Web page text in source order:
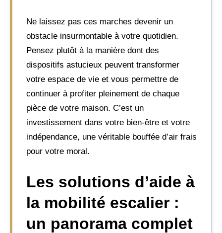
Ne laissez pas ces marches devenir un
obstacle insurmontable à votre quotidien.
Pensez plutôt à la manière dont des
dispositifs astucieux peuvent transformer
votre espace de vie et vous permettre de
continuer à profiter pleinement de chaque
pièce de votre maison. C’est un
investissement dans votre bien-être et votre
indépendance, une véritable bouffée d’air frais
pour votre moral.
Les solutions d’aide à
la mobilité escalier :
un panorama complet